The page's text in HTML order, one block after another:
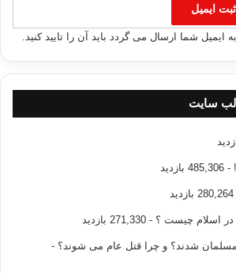
ایمیل شما ارسال می گردد باید آن را تایید کنید.
سایت
- 485,306 بازدید
در اسلام چیست ؟ - 271,330 بازدید
شدند؟ و چرا قتل عام می شوند؟ -